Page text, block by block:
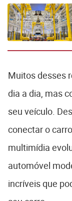
Muitos desses
dia a dia, mas
seu veículo.
conectar o
multimídia
automóvel
incríveis que